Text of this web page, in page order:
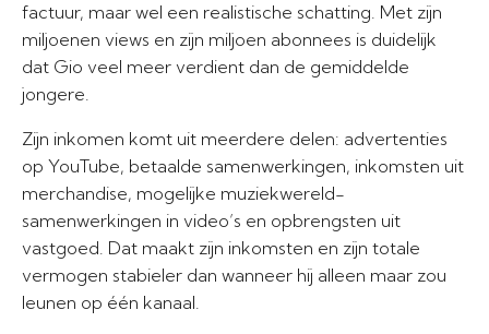
factuur, maar wel een realistische schatting. Met zijn
miljoenen views en zijn miljoen abonnees is duidelijk
dat Gio veel meer verdient dan de gemiddelde
jongere.
Zijn inkomen komt uit meerdere delen: advertenties
op YouTube, betaalde samenwerkingen, inkomsten uit
merchandise, mogelijke muziekwereld-
samenwerkingen in video’s en opbrengsten uit
vastgoed. Dat maakt zijn inkomsten en zijn totale
vermogen stabieler dan wanneer hij alleen maar zou
leunen op één kanaal.